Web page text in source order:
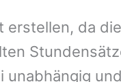
da